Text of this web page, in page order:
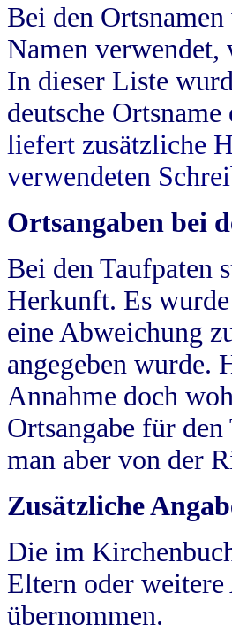
Bei den
Namen verwendet,
In dieser Liste
deutsche Ortsname
liefert zusätzliche
verwendeten
Ortsangaben bei
Bei den Taufpaten
Herkunft. Es
eine Abweichung
angegeben wurde.
Annahme doch
Ortsangabe für
man aber von der
Zusätzliche
Die im
Eltern oder
übernommen.